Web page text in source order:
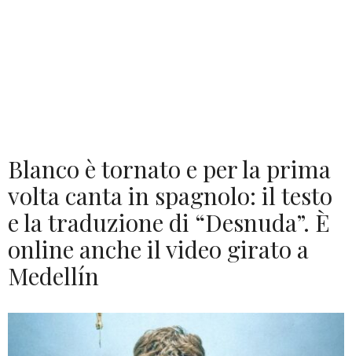
Blanco è tornato e per la prima
volta canta in spagnolo: il testo
e la traduzione di “Desnuda”. È
online anche il video girato a
Medellín